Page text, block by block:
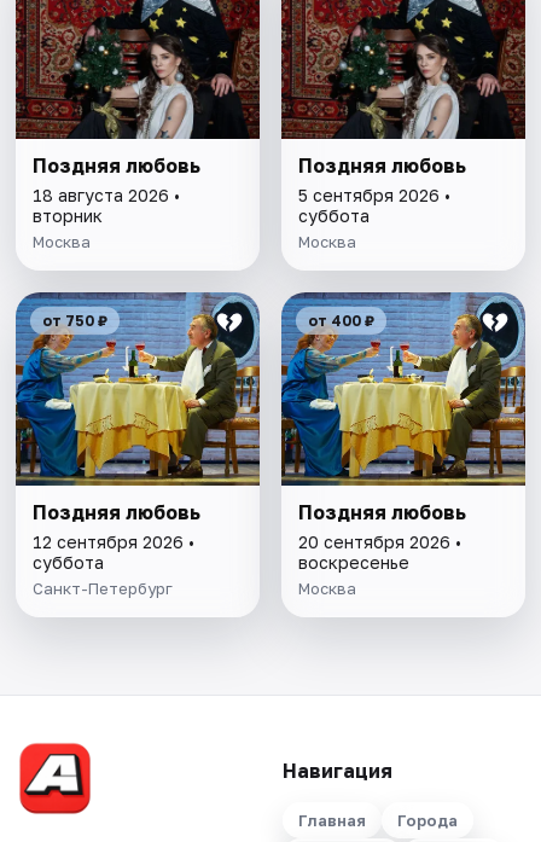
Поздняя любовь
18 августа 2026 •
вторник
Москва
Поздняя любовь
5 сентября 2026 •
суббота
Москва
от 750 ₽
Поздняя любовь
12 сентября 2026 •
суббота
Санкт-Петербург
от 400 ₽
Поздняя любовь
20 сентября 2026 •
воскресенье
Москва
Навигация
Главная Города